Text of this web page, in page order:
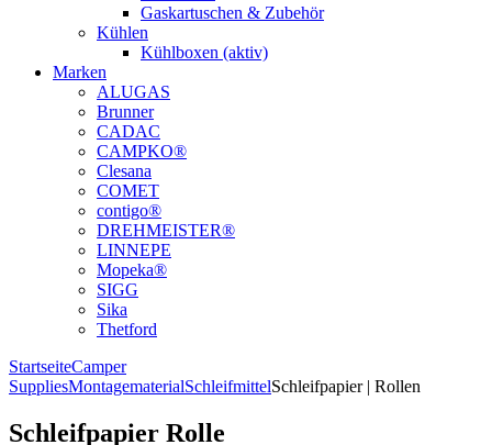
Gaskartuschen & Zubehör
Kühlen
Kühlboxen (aktiv)
Marken
ALUGAS
Brunner
CADAC
CAMPKO®
Clesana
COMET
contigo®
DREHMEISTER®
LINNEPE
Mopeka®
SIGG
Sika
Thetford
StartseiteCamper
SuppliesMontagematerialSchleifmittelSchleifpapier | Rollen
Schleifpapier Rolle